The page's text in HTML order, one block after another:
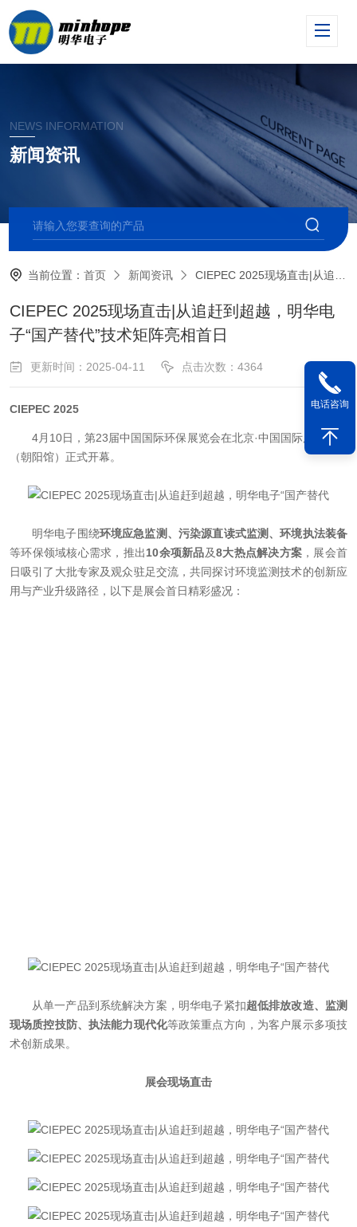
NEWS INFORMATION
新闻资讯
当前位置：首页 新闻资讯 CIEPEC 2025现场直击|从追赶到超越，明华电子“国产替代”技术矩阵亮相首日
CIEPEC 2025现场直击|从追赶到超越，明华电
子“国产替代”技术矩阵亮相首日
更新时间：2025-04-11 点击次数：4364
CIEPEC 2025
4月10日，第23届中国国际环保展览会在北京·中国国际展览中心
（朝阳馆）正式开幕。
明华电子围绕环境应急监测、污染源直读式监测、环境执法装备
等环保领域核心需求，推出10余项新品及8大热点解决方案 ，展会首
日吸引了大批专家及观众驻足交流，共同探讨环境监测技术的创新应
用与产业升级路径，以下是展会首日精彩盛况：
从单一产品到系统解决方案，明华电子紧扣超低排放改造、监测
现场质控技防、执法能力现代化等政策重点方向，为客户展示多项技
术创新成果。
展会现场直击
电话咨询